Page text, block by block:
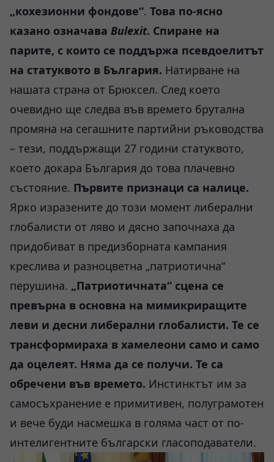
„кохезионни фондове“. Това по-ясно
казано означава Bulexit. Спиране на
парите, с които се поддържа псевдоелитът
на статуквото в България. Натирване на
нашата страна от Брюксел. След което
очевидно ще следва във времето брутална
промяна на сегашните партийни ръководства
– тези, поддържащи 27 години статуквото,
което докара България до това плачевно
състояние. Първите признаци са налице.
Ярко изразените до този момент либерални
глобалисти от ляво и дясно започнаха да
придобиват в предизборната кампания
креслива и разноцветна „патриотична“
перушина. „Патриотичната“ сцена се
превърна в основна на мимикриращите
леви и десни либерални глобалисти. Те се
трансформираха в хамелеони само и само
да оцелеят. Няма да се получи. Те са
обречени във времето. Инстинктът им за
самосъхранение е примитивен, полуграмотен
и вече буди насмешка в голяма част от по-
интелигентните български гласоподаватели.